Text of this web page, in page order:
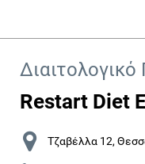
Διαιτολογικό
Restart Diet
Τζαβέλλα 12,